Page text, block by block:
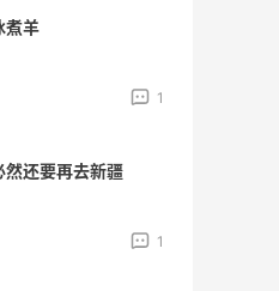
煮羊
1
然还要再去新疆
1